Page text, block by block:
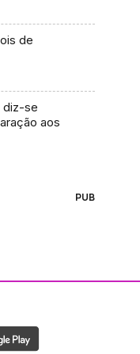
de
diz-se
aos
PUB